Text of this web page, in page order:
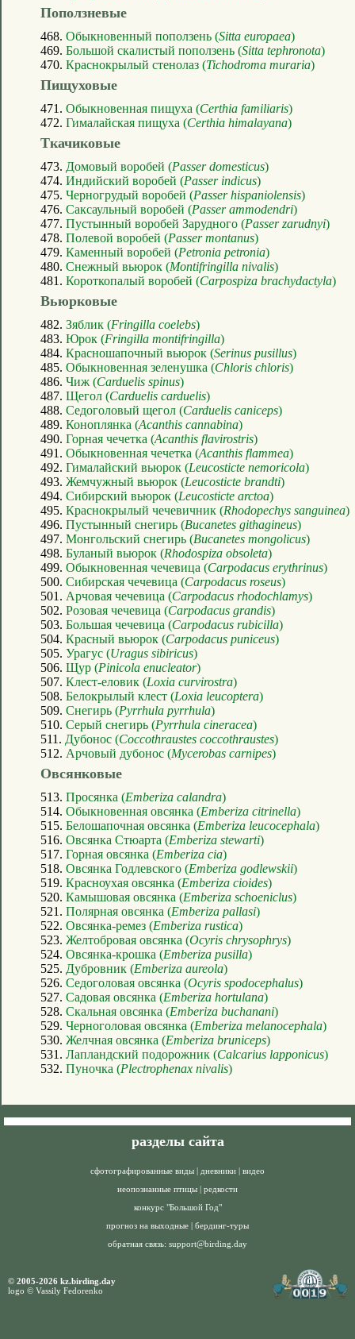
Поползневые
468. Обыкновенный поползень (Sitta europaea)
469. Большой скалистый поползень (Sitta tephronota)
470. Краснокрылый стенолаз (Tichodroma muraria)
Пищуховые
471. Обыкновенная пищуха (Certhia familiaris)
472. Гималайская пищуха (Certhia himalayana)
Ткачиковые
473. Домовый воробей (Passer domesticus)
474. Индийский воробей (Passer indicus)
475. Черногрудый воробей (Passer hispaniolensis)
476. Саксаульный воробей (Passer ammodendri)
477. Пустынный воробей Зарудного (Passer zarudnyi)
478. Полевой воробей (Passer montanus)
479. Каменный воробей (Petronia petronia)
480. Снежный вьюрок (Montifringilla nivalis)
481. Короткопалый воробей (Carpospiza brachydactyla)
Вьюрковые
482. Зяблик (Fringilla coelebs)
483. Юрок (Fringilla montifringilla)
484. Красношапочный вьюрок (Serinus pusillus)
485. Обыкновенная зеленушка (Chloris chloris)
486. Чиж (Carduelis spinus)
487. Щегол (Carduelis carduelis)
488. Седоголовый щегол (Carduelis caniceps)
489. Коноплянка (Acanthis cannabina)
490. Горная чечетка (Acanthis flavirostris)
491. Обыкновенная чечетка (Acanthis flammea)
492. Гималайский вьюрок (Leucosticte nemoricola)
493. Жемчужный вьюрок (Leucosticte brandti)
494. Сибирский вьюрок (Leucosticte arctoa)
495. Краснокрылый чечевичник (Rhodopechys sanguinea)
496. Пустынный снегирь (Bucanetes githagineus)
497. Монгольский снегирь (Bucanetes mongolicus)
498. Буланый вьюрок (Rhodospiza obsoleta)
499. Обыкновенная чечевица (Carpodacus erythrinus)
500. Сибирская чечевица (Carpodacus roseus)
501. Арчовая чечевица (Carpodacus rhodochlamys)
502. Розовая чечевица (Carpodacus grandis)
503. Большая чечевица (Carpodacus rubicilla)
504. Красный вьюрок (Carpodacus puniceus)
505. Урагус (Uragus sibiricus)
506. Щур (Pinicola enucleator)
507. Клест-еловик (Loxia curvirostra)
508. Белокрылый клест (Loxia leucoptera)
509. Снегирь (Pyrrhula pyrrhula)
510. Серый снегирь (Pyrrhula cineracea)
511. Дубонос (Coccothraustes coccothraustes)
512. Арчовый дубонос (Mycerobas carnipes)
Овсянковые
513. Просянка (Emberiza calandra)
514. Обыкновенная овсянка (Emberiza citrinella)
515. Белошапочная овсянка (Emberiza leucocephala)
516. Овсянка Стюарта (Emberiza stewarti)
517. Горная овсянка (Emberiza cia)
518. Овсянка Годлевского (Emberiza godlewskii)
519. Красноухая овсянка (Emberiza cioides)
520. Камышовая овсянка (Emberiza schoeniclus)
521. Полярная овсянка (Emberiza pallasi)
522. Овсянка-ремез (Emberiza rustica)
523. Желтобровая овсянка (Ocyris chrysophrys)
524. Овсянка-крошка (Emberiza pusilla)
525. Дубровник (Emberiza aureola)
526. Седоголовая овсянка (Ocyris spodocephalus)
527. Садовая овсянка (Emberiza hortulana)
528. Скальная овсянка (Emberiza buchanani)
529. Черноголовая овсянка (Emberiza melanocephala)
530. Желчная овсянка (Emberiza bruniceps)
531. Лапландский подорожник (Calcarius lapponicus)
532. Пуночка (Plectrophenax nivalis)
разделы сайта
сфотографированные виды | дневники | видео
неопознанные птицы | редкости
конкурс "Большой Год"
прогноз на выходные | бердинг-туры
обратная связь: support@birding.day
© 2005-2026 kz.birding.day
logo © Vassily Fedorenko